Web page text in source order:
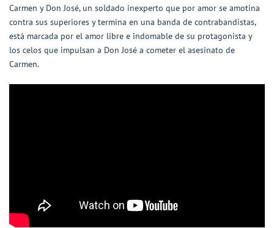
Carmen y Don José, un soldado inexperto que por amor se amotina
contra sus superiores y termina en una banda de contrabandistas,
está marcada por el amor libre e indomable de su protagonista y
los celos que impulsan a Don José a cometer el asesinato de
Carmen.